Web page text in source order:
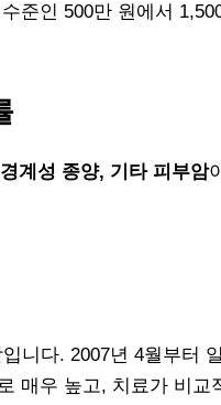
준인 500만 원에서
계성 종양, 기타 피부암
니다. 2007년 4월부터
매우 높고, 치료가 비교